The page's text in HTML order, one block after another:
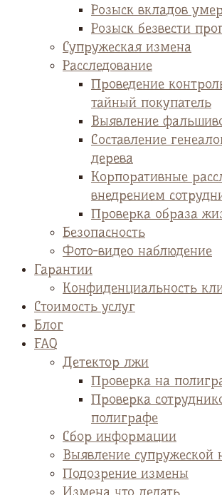
Розыск вкладов
Розыск безвести
Супружеская измена
Расследование
Проведение
тайный покупатель
Выявление
Cоставление
дерева
Корпоративные
внедрением
Проверка образа
Безопасность
Фото-видео наблюдение
Гарантии
Конфиденциальность
Стоимость услуг
Блог
FAQ
Детектор лжи
Проверка на
Проверка
полиграфе
Сбор информации
Выявление супружеской
Подозрение измены